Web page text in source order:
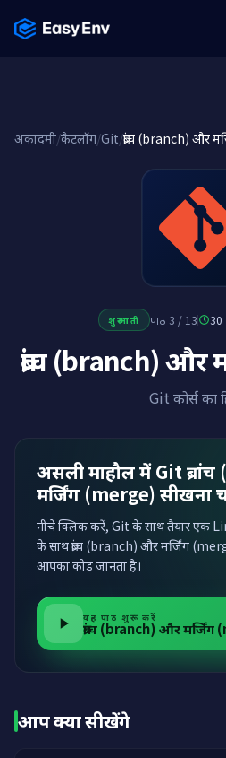
अकादमी/कैटलॉग/Git/ब्रांच (branch) और
शुरुआती पाठ 3 / 13 30
ब्रांच (branch) और
Git कोर्स का
असली माहौल में Git
मर्जिंग (merge) सीखना
नीचे क्लिक करें, Git के साथ तैयार एक
के साथ ब्रांच (branch) और मर्जिंग
आपका कोड जानता है।
यह पाठ शुरू करें
ब्रांच (branch) और मर्जिंग
आप क्या सीखेंगे